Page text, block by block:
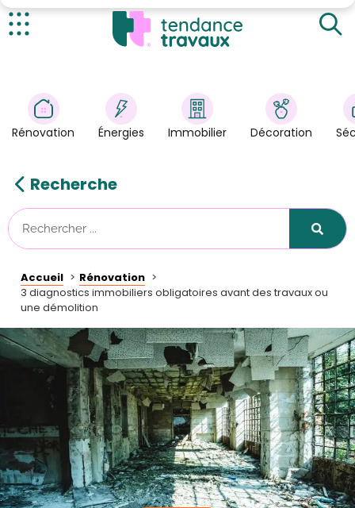
Énergies
Immobilier
Astuces/DIY
Tendance Travaux
Kit partenaire
À propos
Contact
Mode sombre
Rénovation Énergies Immobilier Décoration
Recherche
Accueil
Rénovation
3 diagnostics immobiliers obligatoires avant des travaux ou
une démolition
Le diagnostic amiante
Le diagnostic termites